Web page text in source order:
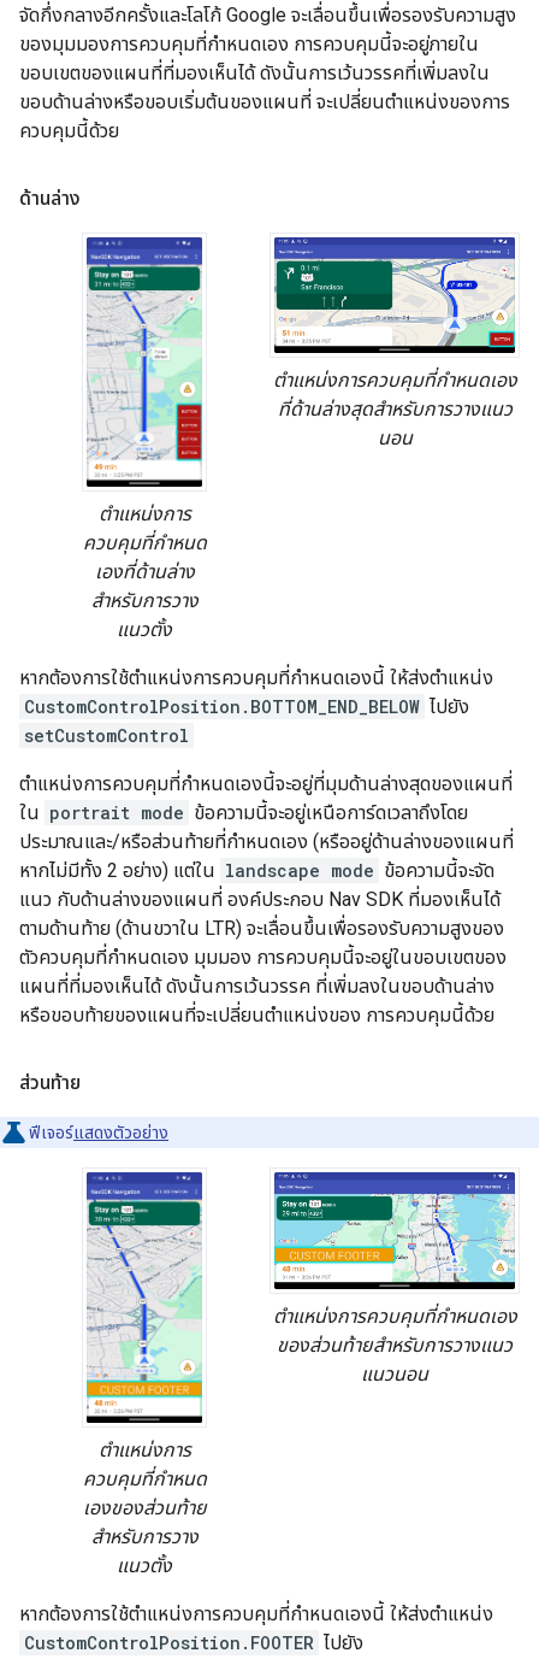
จัดกึ่งกลางอีกครั้งและโลโก้ Google จะเลื่อนขึ้นเพื่อรองรับความสูง
ของมุมมองการควบคุมที่กำหนดเอง การควบคุมนี้จะอยู่ภายใน
ขอบเขตของแผนที่ที่มองเห็นได้ ดังนั้นการเว้นวรรคที่เพิ่มลงใน
ขอบด้านล่างหรือขอบเริ่มต้นของแผนที่ จะเปลี่ยนตำแหน่งของการ
ควบคุมนี้ด้วย
ด้านล่าง
ตำแหน่งการ
ควบคุมที่กำหนด
เองที่ด้านล่าง
สำหรับการวาง
แนวตั้ง
ตำแหน่งการควบคุมที่กำหนดเอง
ที่ด้านล่างสุดสำหรับการวางแนว
นอน
หากต้องการใช้ตำแหน่งการควบคุมที่กำหนดเองนี้ ให้ส่งตำแหน่ง
CustomControlPosition.BOTTOM_END_BELOW ไปยัง
setCustomControl
ตำแหน่งการควบคุมที่กำหนดเองนี้จะอยู่ที่มุมด้านล่างสุดของแผนที่
ใน portrait mode ข้อความนี้จะอยู่เหนือการ์ดเวลาถึงโดย
ประมาณและ/หรือส่วนท้ายที่กำหนดเอง (หรืออยู่ด้านล่างของแผนที่
หากไม่มีทั้ง 2 อย่าง) แต่ใน landscape mode ข้อความนี้จะจัด
แนว กับด้านล่างของแผนที่ องค์ประกอบ Nav SDK ที่มองเห็นได้
ตามด้านท้าย (ด้านขวาใน LTR) จะเลื่อนขึ้นเพื่อรองรับความสูงของ
ตัวควบคุมที่กำหนดเอง มุมมอง การควบคุมนี้จะอยู่ในขอบเขตของ
แผนที่ที่มองเห็นได้ ดังนั้นการเว้นวรรค ที่เพิ่มลงในขอบด้านล่าง
หรือขอบท้ายของแผนที่จะเปลี่ยนตำแหน่งของ การควบคุมนี้ด้วย
ส่วนท้าย
ฟีเจอร์แสดงตัวอย่าง
ตำแหน่งการ
ควบคุมที่กำหนด
เองของส่วนท้าย
สำหรับการวาง
แนวตั้ง
ตำแหน่งการควบคุมที่กำหนดเอง
ของส่วนท้ายสำหรับการวางแนว
แนวนอน
หากต้องการใช้ตำแหน่งการควบคุมที่กำหนดเองนี้ ให้ส่งตำแหน่ง
CustomControlPosition.FOOTER ไปยัง